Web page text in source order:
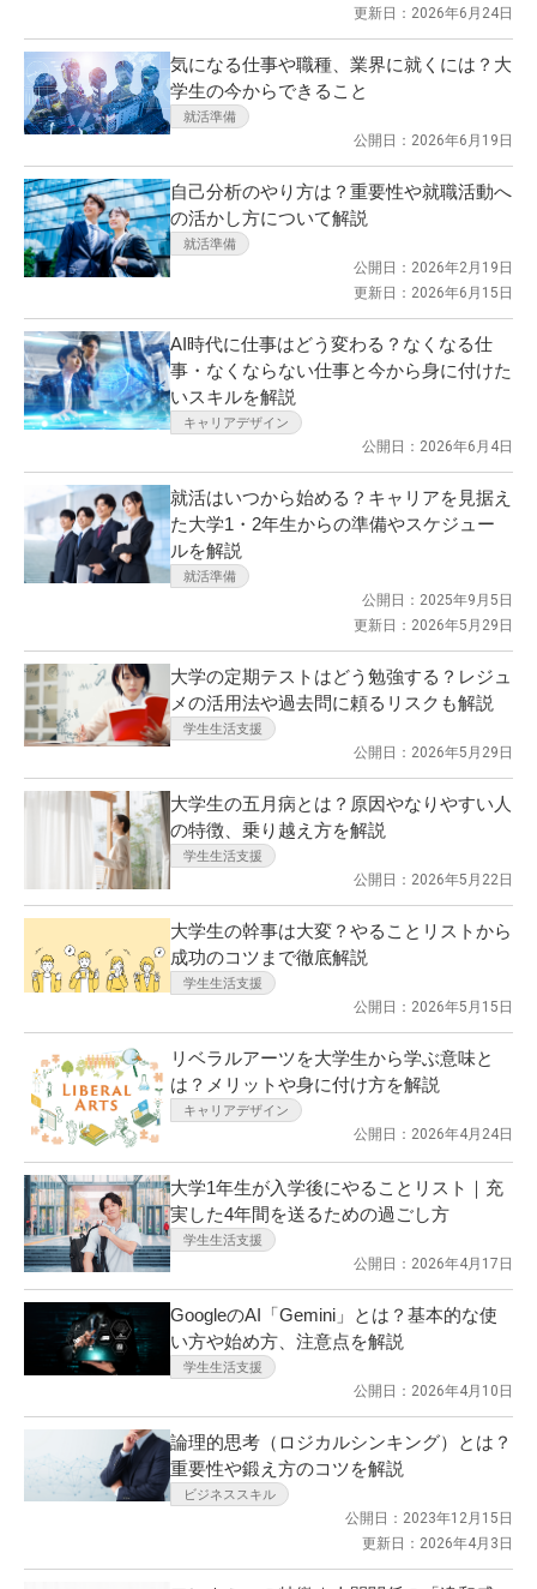
更新日：2026年6月24日
気になる仕事や職種、業界に就くには？大
学生の今からできること
就活準備
公開日：2026年6月19日
自己分析のやり方は？重要性や就職活動へ
の活かし方について解説
就活準備
公開日：2026年2月19日
更新日：2026年6月15日
AI時代に仕事はどう変わる？なくなる仕
事・なくならない仕事と今から身に付けた
いスキルを解説
キャリアデザイン
公開日：2026年6月4日
就活はいつから始める？キャリアを見据え
た大学1・2年生からの準備やスケジュー
ルを解説
就活準備
公開日：2025年9月5日
更新日：2026年5月29日
大学の定期テストはどう勉強する？レジュ
メの活用法や過去問に頼るリスクも解説
学生生活支援
公開日：2026年5月29日
大学生の五月病とは？原因やなりやすい人
の特徴、乗り越え方を解説
学生生活支援
公開日：2026年5月22日
大学生の幹事は大変？やることリストから
成功のコツまで徹底解説
学生生活支援
公開日：2026年5月15日
リベラルアーツを大学生から学ぶ意味と
は？メリットや身に付け方を解説
キャリアデザイン
公開日：2026年4月24日
大学1年生が入学後にやることリスト｜充
実した4年間を送るための過ごし方
学生生活支援
公開日：2026年4月17日
GoogleのAI「Gemini」とは？基本的な使
い方や始め方、注意点を解説
学生生活支援
公開日：2026年4月10日
論理的思考（ロジカルシンキング）とは？
重要性や鍛え方のコツを解説
ビジネススキル
公開日：2023年12月15日
更新日：2026年4月3日